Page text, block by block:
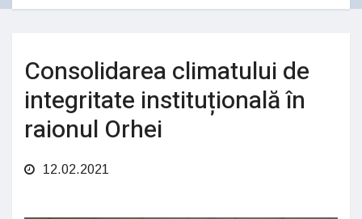
Consolidarea climatului de
integritate instituțională în
raionul Orhei
12.02.2021